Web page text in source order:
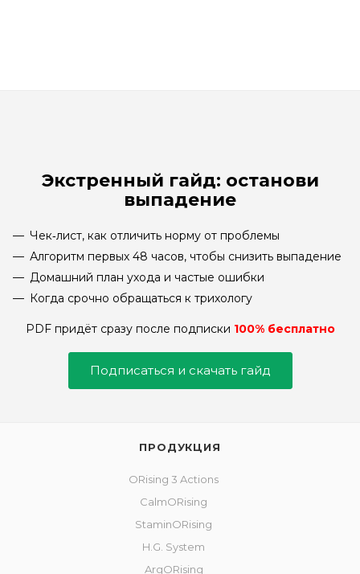
Экстренный гайд: останови
выпадение
Чек‑лист, как отличить норму от проблемы
Алгоритм первых 48 часов, чтобы снизить выпадение
Домашний план ухода и частые ошибки
Когда срочно обращаться к трихологу
PDF придёт сразу после подписки 100% бесплатно
Подписаться и скачать гайд
ПРОДУКЦИЯ
ORising 3 Actions
CalmORising
StaminORising
H.G. System
ArgORising